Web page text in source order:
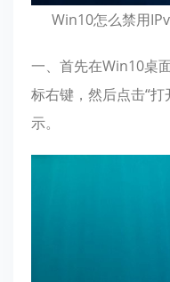
Win10怎么禁用
一、首先在Win10桌
标右键，然后点击“
示。